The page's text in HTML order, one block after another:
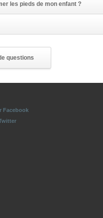
les pieds de mon enfant ?
questions
Facebook